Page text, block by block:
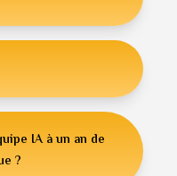
IA à un an de
?